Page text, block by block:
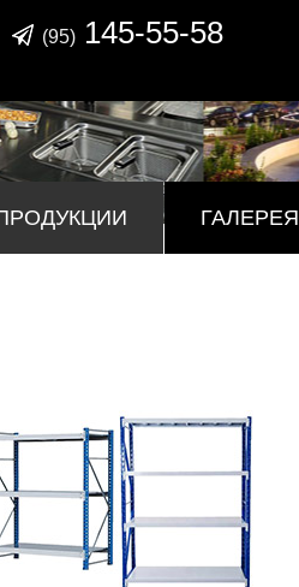
(95) 145-55-58
ГАЛЕРЕЯ